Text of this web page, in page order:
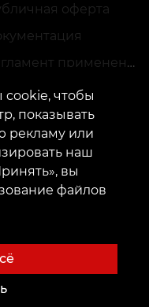
оферта
Регламент применения акций
tattoo.com
tattoo.com
чтобы
показывать
рекламу или
наш
вы
файлов